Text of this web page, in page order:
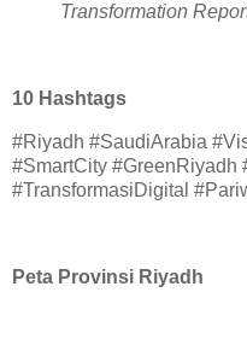
Transformation
10 Hashtags
#Riyadh #SaudiArabia
#SmartCity #GreenRiyadh
#TransformasiDigital
Peta Provinsi Riyadh